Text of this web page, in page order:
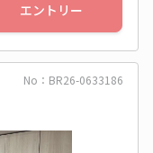
エントリー
No：BR26-0633186